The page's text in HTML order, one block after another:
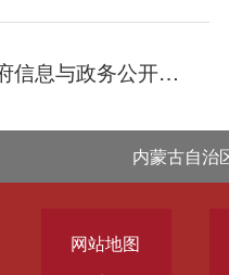
国务院办公厅政府信息与政务公开办公室关于印发《中华人民共和国政府信息公开工作年度报告格式》的通知
内蒙古自治
网站地图